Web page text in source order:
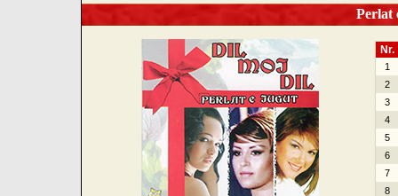
Perlat
Nr.
1
2
3
4
5
6
7
8